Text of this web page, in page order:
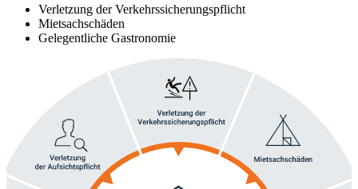
Verletzung der Verkehrssicherungspflicht
Mietsachschäden
Gelegentliche Gastronomie